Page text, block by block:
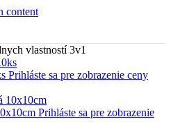
content
vlastností 3v1
Prihláste sa pre zobrazenie ceny
Prihláste sa pre zobrazenie